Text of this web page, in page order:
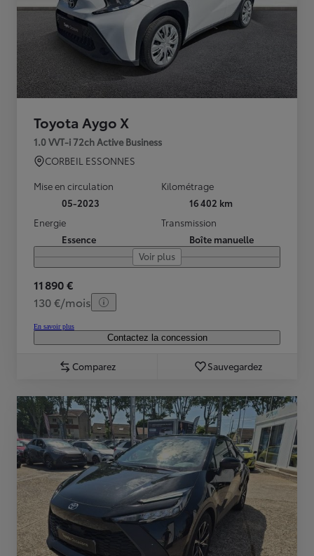
Toyota Aygo X
1.0 VVT-i 72ch Active Business
CORBEIL ESSONNES
Mise en circulation
05-2023
Kilométrage
16 402 km
Energie
Essence
Transmission
Boîte manuelle
Voir plus
11 890 €
130 €/mois
En savoir plus
Contactez la concession
Comparez Sauvegardez